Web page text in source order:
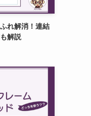
れ解消！連結
解説